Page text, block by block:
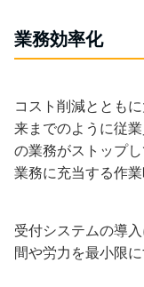
業務効率化
コスト削減ととも
来までのように従
の業務がストップ
業務に充当する作
受付システムの導
間や労力を最小限